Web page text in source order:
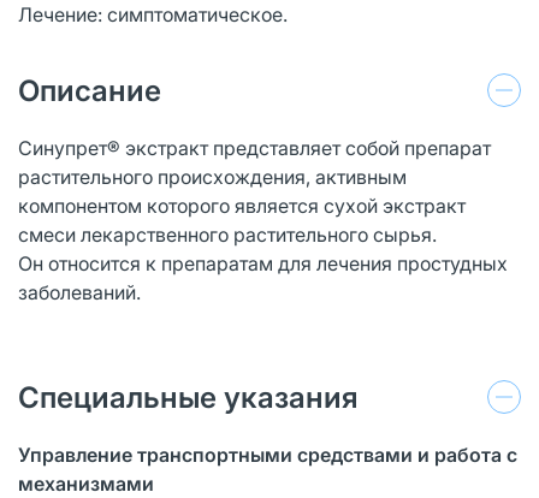
Лечение: симптоматическое.
Описание
Синупрет® экстракт представляет собой препарат
растительного происхождения, активным
компонентом которого является сухой экстракт
смеси лекарственного растительного сырья.
Он относится к препаратам для лечения простудных
заболеваний.
Специальные указания
Управление транспортными средствами и работа с
механизмами